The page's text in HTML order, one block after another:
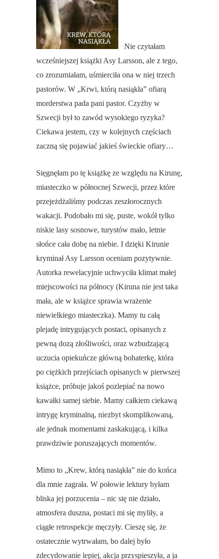
Nie czytałam
wcześniejszej książki Asy Larsson, ale z tego,
co zrozumiałam, uśmierciła ona w niej trzech
pastorów. W „Krwi, którą nasiąkła” ofiarą
morderstwa pada pani pastor. Czyżby w
Szwecji był to zawód wysokiego ryzyka?
Ciekawa jestem, czy w kolejnych częściach
zaczną się pojawiać jakieś świeckie ofiary…
Sięgnęłam po tę książkę ze względu na Kirunę,
miasteczko w północnej Szwecji, przez które
przejeżdżaliśmy podczas zeszłorocznych
wakacji. Podobało mi się, puste, wokół tylko
niskie lasy sosnowe, turystów mało, letnie
słońce cała dobę na niebie. I dzięki Kirunie
kryminał Asy Larsson oceniam pozytywnie.
Autorka rewelacyjnie uchwyciła klimat małej
miejscowości na północy (Kiruna nie jest taka
mała, ale w książce sprawia wrażenie
niewielkiego miasteczka). Mamy tu całą
plejadę intrygujących postaci, opisanych z
pewną dozą złośliwości, oraz wzbudzającą
uczucia opiekuńcze główną bohaterkę, która
po ciężkich przejściach opisanych w pierwszej
książce, próbuje jakoś pozlepiać na nowo
kawałki samej siebie. Mamy całkiem ciekawą
intrygę kryminalną, niezbyt skomplikowaną,
ale jednak momentami zaskakującą, i kilka
prawdziwie poruszających momentów.
Mimo to „Krew, którą nasiąkła” nie do końca
dla mnie zagrała. W połowie lektury byłam
bliska jej porzucenia – nic się nie działo,
atmosfera duszna, postaci mi się myliły, a
ciągłe retrospekcje męczyły. Cieszę się, że
ostatecznie wytrwałam, bo dalej było
zdecydowanie lepiej, akcja przyspieszyła, a ja